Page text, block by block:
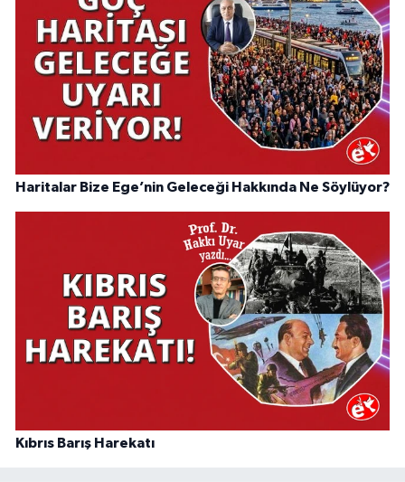
Haritalar Bize Ege’nin Geleceği Hakkında Ne Söylüyor?
Kıbrıs Barış Harekatı